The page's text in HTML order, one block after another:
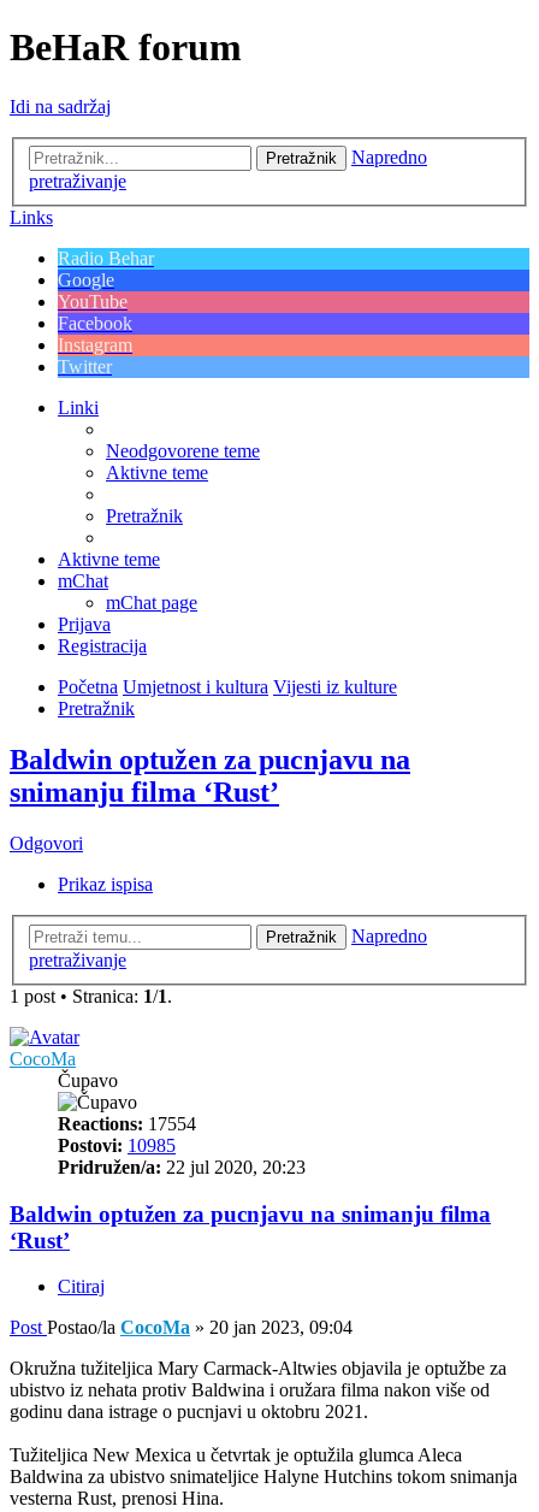
BeHaR forum
Idi na sadržaj
Pretražnik
Napredno
pretraživanje
Links
Radio Behar
Google
YouTube
Facebook
Instagram
Twitter
Linki
Neodgovorene teme
Aktivne teme
Pretražnik
Aktivne teme
mChat
mChat page
Prijava
Registracija
Početna Umjetnost i kultura Vijesti iz kulture
Pretražnik
Baldwin optužen za pucnjavu na
snimanju filma ‘Rust’
Odgovori
Prikaz ispisa
Pretražnik
Napredno
pretraživanje
1 post • Stranica: 1/1.
CocoMa
Čupavo
Reactions: 17554
Postovi: 10985
Pridružen/a: 22 jul 2020, 20:23
Baldwin optužen za pucnjavu na snimanju filma
‘Rust’
Citiraj
Post Postao/la CocoMa » 20 jan 2023, 09:04
Okružna tužiteljica Mary Carmack-Altwies objavila je optužbe za
ubistvo iz nehata protiv Baldwina i oružara filma nakon više od
godinu dana istrage o pucnjavi u oktobru 2021.
Tužiteljica New Mexica u četvrtak je optužila glumca Aleca
Baldwina za ubistvo snimateljice Halyne Hutchins tokom snimanja
vesterna Rust, prenosi Hina.